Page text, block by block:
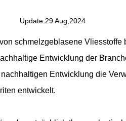
Update:29 Aug,2024
schmelzgeblasene Vliesstoffe
Entwicklung der
Entwicklung die
entwickelt.